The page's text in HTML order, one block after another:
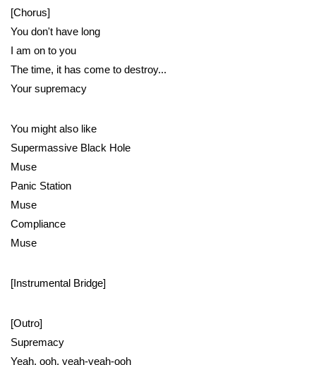
[Chorus]
You don't have long
I am on to you
The time, it has come to destroy...
Your supremacy
You might also like
Supermassive Black Hole
Muse
Panic Station
Muse
Compliance
Muse
[Instrumental Bridge]
[Outro]
Supremacy
Yeah, ooh, yeah-yeah-ooh